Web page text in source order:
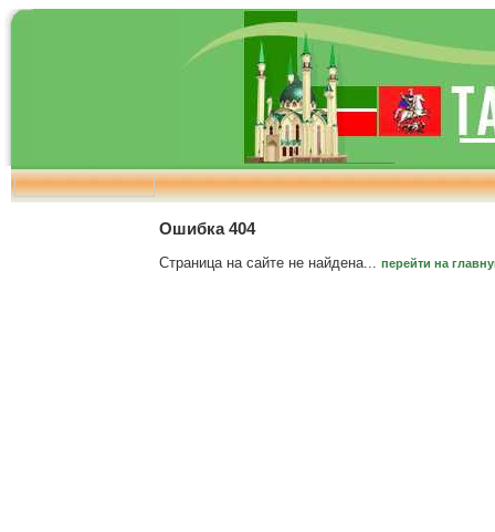
Ошибка 404
Страница на сайте не найдена... перейти на